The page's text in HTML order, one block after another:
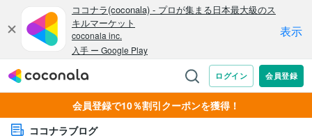
会員登録で10％割引クーポンを獲得！
ココナラブログ